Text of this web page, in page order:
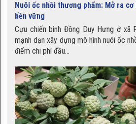
Gạo nếp Thầu Dầu
Nuôi ốc nhồi thương phẩm: Mở ra
bền vững
Cựu chiến binh Đồng Duy Hưng ở xã
mạnh dạn xây dựng mô hình nuôi ốc
điểm chi phí đầu...